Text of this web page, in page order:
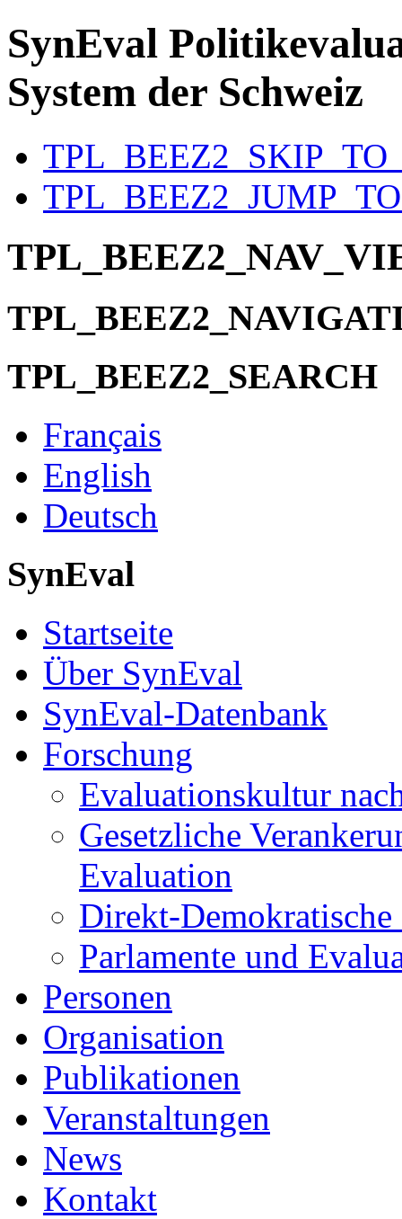
SynEval
System der Schweiz
TPL_BEEZ2_SEARCH
Français
English
Deutsch
SynEval
Startseite
Über SynEval
SynEval-Datenbank
Forschung
Evaluationskultur
Gesetzliche
Evaluation
Direkt-
Parlamente und
Personen
Organisation
Publikationen
Veranstaltungen
News
Kontakt